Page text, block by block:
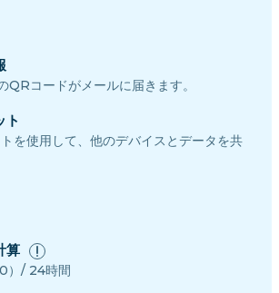
QRコードがメールに届きます。
ト
を使用して、他のデバイスとデータを共
算
）/ 24時間